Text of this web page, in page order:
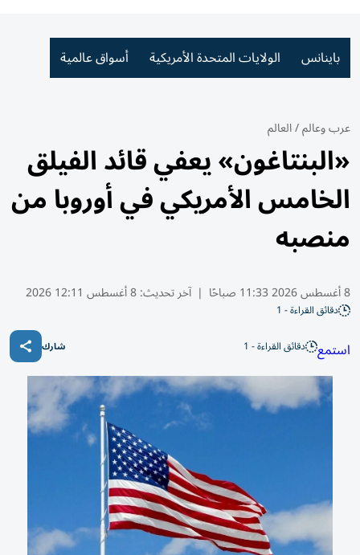
باينانس الولايات المتحدة الأمريكية أسواق عالمية
عرب وعالم/العالم
«البنتاغون» يعفي قائد الفيلق
الخامس الأمريكي في أوروبا من
منصبه
8 أغسطس 2026 11:33 صباحًا | آخر تحديث:8 أغسطس 12:11 2026
دقائق القراءة - 1
استمع دقائق القراءة - 1 شارك